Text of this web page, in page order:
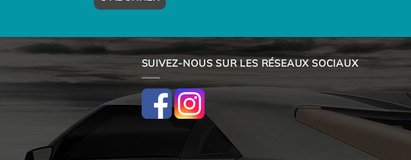
SUIVEZ-NOUS SUR LES RÉSEAUX SOCIAUX